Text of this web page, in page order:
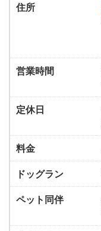
住所
営業時間
定休日
料金
ドッグラン
ペット同伴